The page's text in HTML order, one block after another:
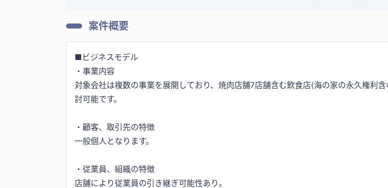
案件概要
■ビジネスモデル
・事業内容
対象会社は複数の事業を展開しており、焼肉店舗7店舗含む飲食店(海の家の永久権利
討可能です。
・顧客、取引先の特徴
一般個人となります。
・従業員、組織の特徴
店舗により従業員の引き継ぎ可能性あり。